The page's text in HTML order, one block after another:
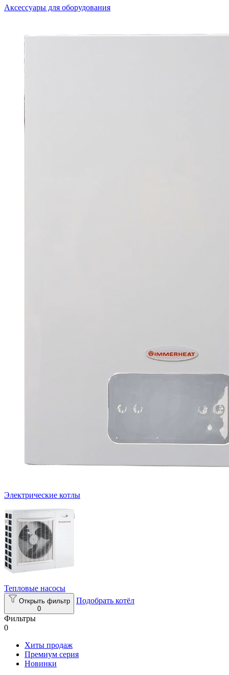
Аксессуары для оборудования
Электрические котлы
Тепловые насосы
Открыть фильтр
0
Подобрать котёл
Фильтры
0
Хиты продаж
Премиум серия
Новинки